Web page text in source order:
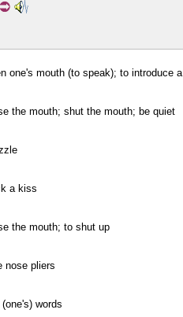
one's mouth (to speak); to introduce
the mouth; shut the mouth; be quiet
a kiss
the mouth; to shut up
nose pliers
words